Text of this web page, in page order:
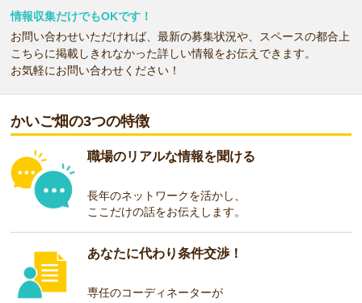
情報収集だけでもOKです！
お問い合わせいただければ、最新の募集状況や、スペースの都合上
こちらに掲載しきれなかった詳しい情報をお伝えできます。
お気軽にお問い合わせください！
かいご畑の3つの特徴
職場のリアルな情報を聞ける
長年のネットワークを活かし、
ここだけの話をお伝えします。
あなたに代わり条件交渉！
専任のコーディネーターが